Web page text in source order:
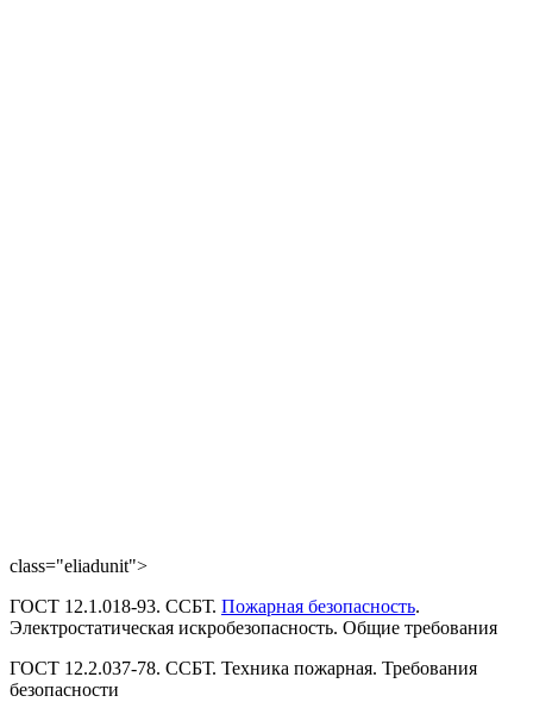
class="eliadunit">
ГОСТ 12.1.018-93. ССБТ. Пожарная безопасность.
Электростатическая искробезопасность. Общие требования
ГОСТ 12.2.037-78. ССБТ. Техника пожарная. Требования
безопасности